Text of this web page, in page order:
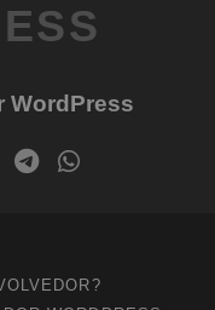
WordPress